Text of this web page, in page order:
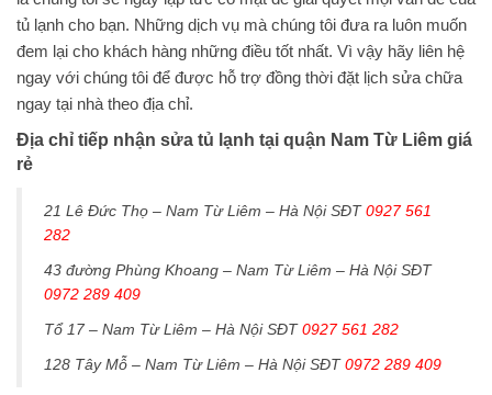
tủ lạnh cho bạn. Những dịch vụ mà chúng tôi đưa ra luôn muốn
đem lại cho khách hàng những điều tốt nhất. Vì vậy hãy liên hệ
ngay với chúng tôi để được hỗ trợ đồng thời đặt lịch sửa chữa
ngay tại nhà theo địa chỉ.
Địa chỉ tiếp nhận sửa tủ lạnh tại quận Nam Từ Liêm giá
rẻ
21 Lê Đức Thọ – Nam Từ Liêm – Hà Nội SĐT0927 561
282
43 đường Phùng Khoang – Nam Từ Liêm – Hà Nội SĐT
0972 289 409
Tổ 17 – Nam Từ Liêm – Hà Nội SĐT0927 561 282
128 Tây Mỗ – Nam Từ Liêm – Hà Nội SĐT0972 289 409